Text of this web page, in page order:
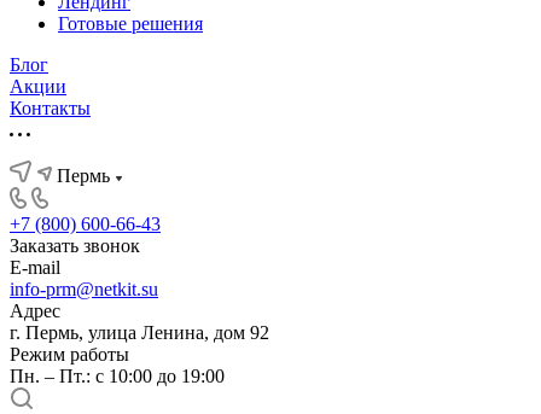
Готовые решения
Блог
Акции
Контакты
Пермь
+7 (800) 600-66-43
Заказать звонок
E-mail
info-prm@netkit.su
Адрес
г. Пермь, улица Ленина, дом 92
Режим работы
Пн. – Пт.: с 10:00 до 19:00